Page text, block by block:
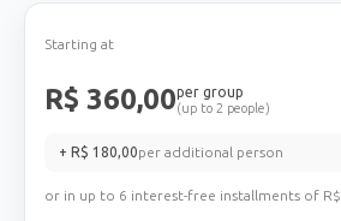
Starting at
R$ 360,00per group
(up to 2 people)
+ R$ 180,00per additional person
or in up to 6 interest-free installments of R$